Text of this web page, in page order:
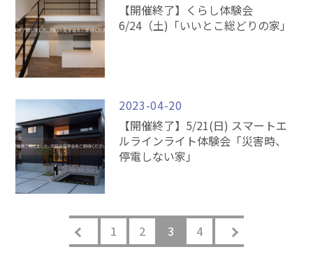
【開催終了】くらし体験会
6/24（土)「いいとこ総どりの家」
2023-04-20
【開催終了】5/21(日) スマートエ
ルラインライト体験会「災害時、
停電しない家」
1 2 3 4